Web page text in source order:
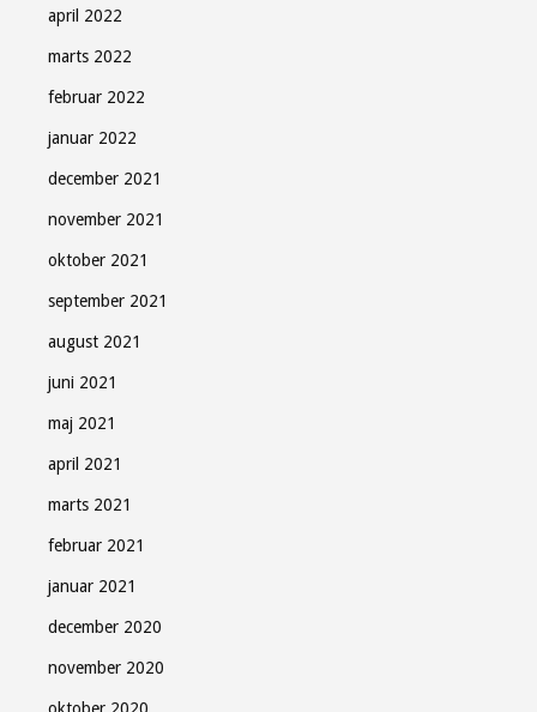
april 2022
marts 2022
februar 2022
januar 2022
december 2021
november 2021
oktober 2021
september 2021
august 2021
juni 2021
maj 2021
april 2021
marts 2021
februar 2021
januar 2021
december 2020
november 2020
oktober 2020